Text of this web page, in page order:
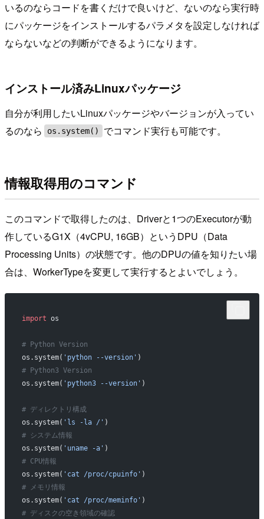
いるのならコードを書くだけで良いけど、ないのなら実行時
にパッケージをインストールするパラメタを設定しなければ
ならないなどの判断ができるようになります。
インストール済みLinuxパッケージ
自分が利用したいLinuxパッケージやバージョンが入ってい
るのなら
os.system() でコマンド実行も可能です。
情報取得用のコマンド
このコマンドで取得したのは、Driverと1つのExecutorが動
作しているG1X（4vCPU, 16GB）というDPU（Data
Processing Units）の状態です。他のDPUの値を知りたい場
合は、WorkerTypeを変更して実行するとよいでしょう。
import os
# Python Version
os.system( 'python --version' )
# Python3 Version
os.system( 'python3 --version' )
# ディレクトリ構成
os.system( 'ls -la /' )
# システム情報
os.system( 'uname -a' )
# CPU情報
os.system( 'cat /proc/cpuinfo' )
# メモリ情報
os.system( 'cat /proc/meminfo' )
# ディスクの空き領域の確認